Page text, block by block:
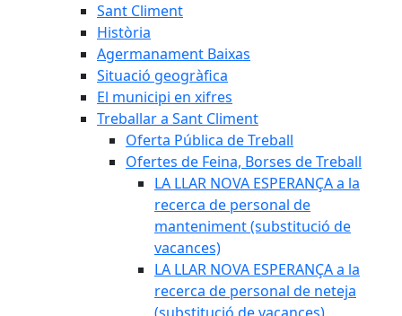
Sant Climent
Història
Agermanament Baixas
Situació geogràfica
El municipi en xifres
Treballar a Sant Climent
Oferta Pública de Treball
Ofertes de Feina, Borses de Treball
LA LLAR NOVA ESPERANÇA a la
recerca de personal de
manteniment (substitució de
vacances)
LA LLAR NOVA ESPERANÇA a la
recerca de personal de neteja